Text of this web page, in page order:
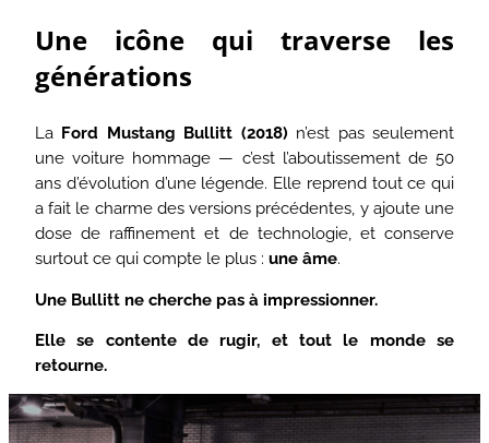
Une icône qui traverse les
générations
La Ford Mustang Bullitt (2018) n’est pas seulement
une voiture hommage — c’est l’aboutissement de 50
ans d’évolution d’une légende. Elle reprend tout ce qui
a fait le charme des versions précédentes, y ajoute une
dose de raffinement et de technologie, et conserve
surtout ce qui compte le plus : une âme.
Une Bullitt ne cherche pas à impressionner.
Elle se contente de rugir, et tout le monde se
retourne.